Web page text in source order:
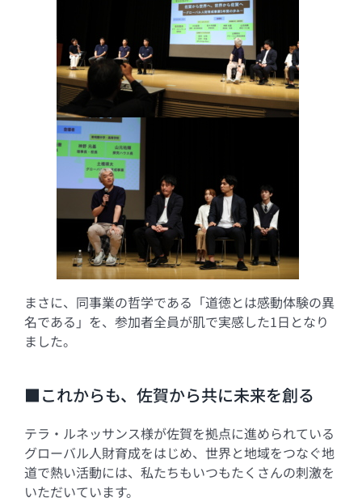
まさに、同事業の哲学である「道徳とは感動体験の異
名である」を、参加者全員が肌で実感した1日となり
ました。
■これからも、佐賀から共に未来を創る
テラ・ルネッサンス様が佐賀を拠点に進められている
グローバル人財育成をはじめ、世界と地域をつなぐ地
道で熱い活動には、私たちもいつもたくさんの刺激を
いただいています。